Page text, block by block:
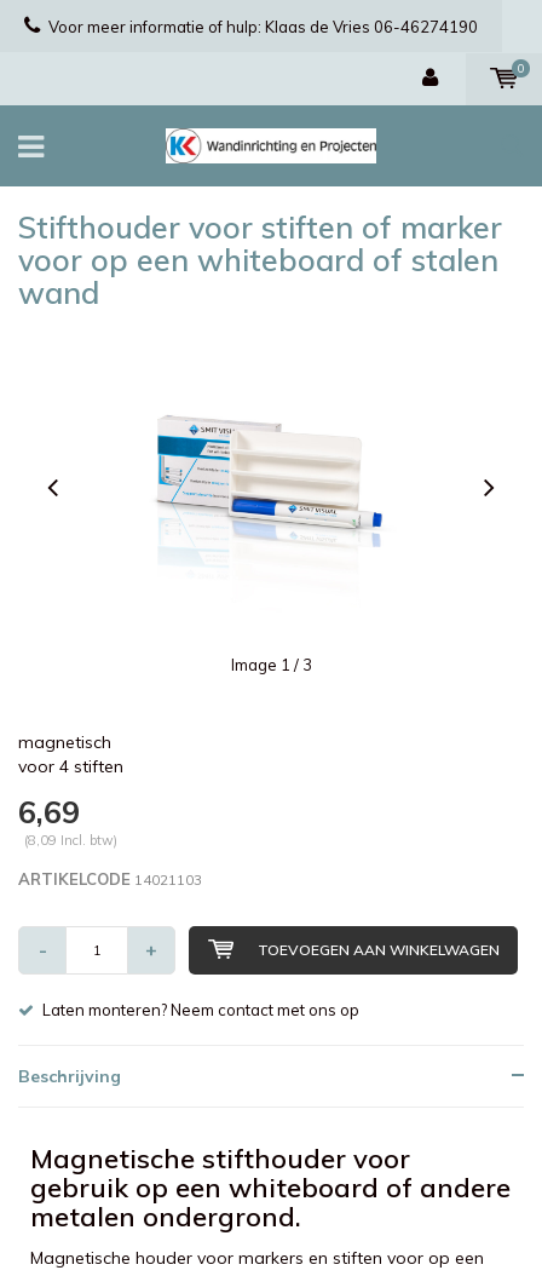
Voor meer informatie of hulp: Klaas de Vries 06-46274190
0
Stifthouder voor stiften of marker
voor op een whiteboard of stalen
wand
Image 1 / 3
magnetisch
voor 4 stiften
6,69
(8,09 Incl. btw)
ARTIKELCODE 14021103
- + TOEVOEGEN AAN WINKELWAGEN
Laten monteren? Neem contact met ons op
Beschrijving
Magnetische stifthouder voor
gebruik op een whiteboard of andere
metalen ondergrond.
Magnetische houder voor markers en stiften voor op een